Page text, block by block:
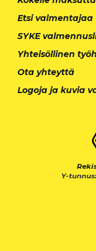
Etsi valmentajaa
SYKE
Yhteisöllinen
Ota yhteyttä
Logoja ja kuvia
Y-